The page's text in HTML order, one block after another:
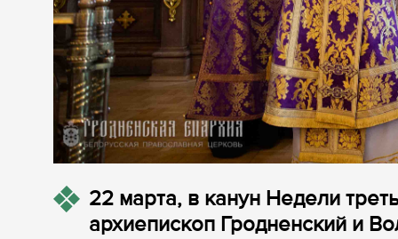
22 марта, в канун Недели
архиепископ Гродненский и